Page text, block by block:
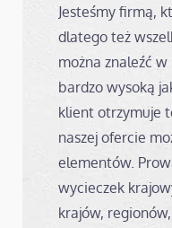
Jesteśmy firmą,
dlatego też
można znaleźć w
bardzo wysoką
klient otrzymuje
naszej ofercie
elementów.
wycieczek
krajów,